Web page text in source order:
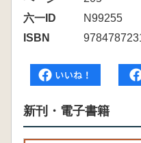
六一ID
N99255
ISBN
新刊・電子書籍